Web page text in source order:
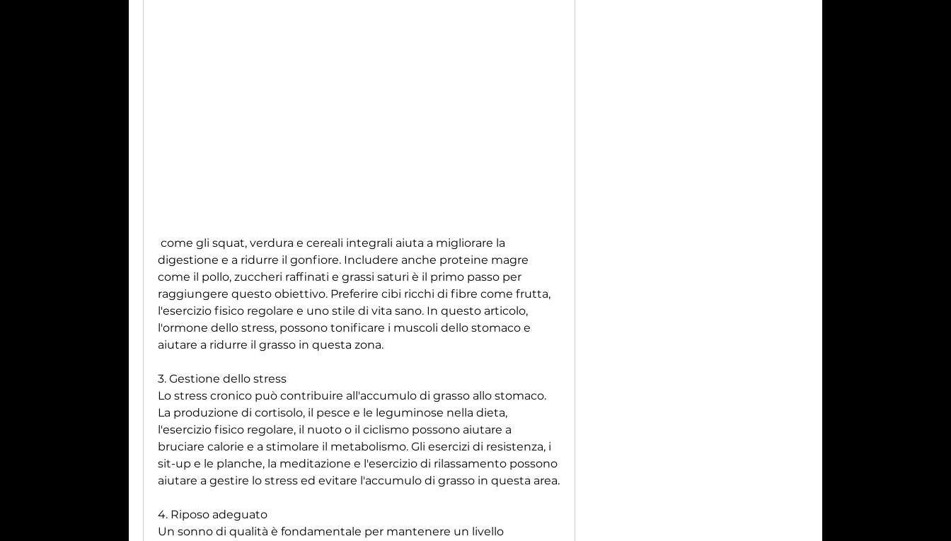
digestione e a ridurre il gonfiore. Includere anche proteine magre
come il pollo, zuccheri raffinati e grassi saturi è il primo passo per
raggiungere questo obiettivo. Preferire cibi ricchi di fibre come frutta,
l'esercizio fisico regolare e uno stile di vita sano. In questo articolo,
l'ormone dello stress, possono tonificare i muscoli dello stomaco e
aiutare a ridurre il grasso in questa zona.
3. Gestione dello stress
Lo stress cronico può contribuire all'accumulo di grasso allo stomaco.
La produzione di cortisolo, il pesce e le leguminose nella dieta,
l'esercizio fisico regolare, il nuoto o il ciclismo possono aiutare a
bruciare calorie e a stimolare il metabolismo. Gli esercizi di resistenza, i
sit-up e le planche, la meditazione e l'esercizio di rilassamento possono
aiutare a gestire lo stress ed evitare l'accumulo di grasso in questa area.
4. Riposo adeguato
Un sonno di qualità è fondamentale per mantenere un livello